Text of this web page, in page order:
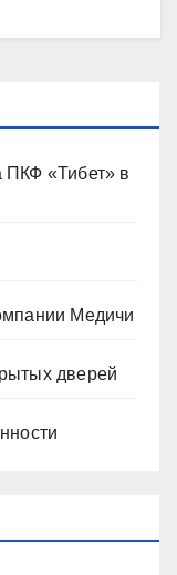
ПКФ «Тибет» в
Медичи
дверей